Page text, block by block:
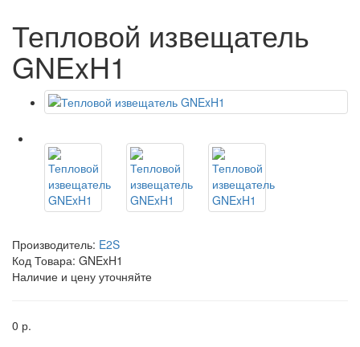
Тепловой извещатель
GNExH1
Производитель: E2S
Код Товара: GNExH1
Наличие и цену уточняйте
0 р.